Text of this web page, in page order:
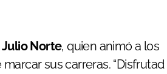
Julio Norte, quien animó a los
sus carreras. “Disfrutad